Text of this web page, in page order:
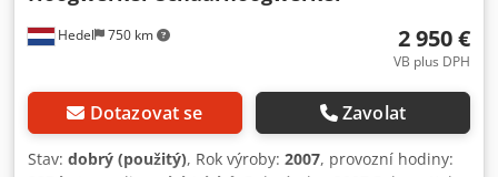
Hedel 750 km 2 950 €
VB plus DPH
Dotazovat se Zavolat
Stav: dobrý (použitý), Rok výroby: 2007, provozní hodiny: